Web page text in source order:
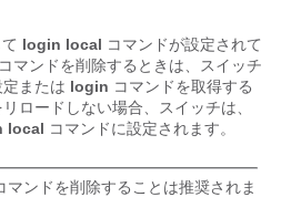
login local コマンドが設定されて
コマンドを削除するときは、スイッチ
または login コマンドを取得する
ロードしない場合、スイッチは、
local コマンドに設定されます。
マンドを削除することは推奨されま